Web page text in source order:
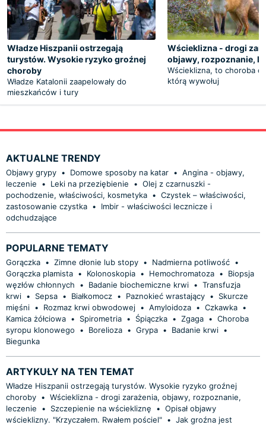
Władze Hiszpanii ostrzegają
turystów. Wysokie ryzyko groźnej
choroby
Władze Katalonii zaapelowały do
mieszkańców i tury
Wścieklizna - drogi
objawy, rozpoznanie,
Wścieklizna, to choroba
którą wywołuj
AKTUALNE TRENDY
Objawy grypy • Domowe sposoby na katar • Angina - objawy,
leczenie
• Leki na przeziębienie • Olej z czarnuszki -
pochodzenie, właściwości, kosmetyka • Czystek – właściwości,
zastosowanie czystka •
Imbir - właściwości lecznicze i
odchudzające
POPULARNE TEMATY
Gorączka • Zimne dłonie lub stopy • Nadmierna potliwość •
Gorączka plamista • Kolonoskopia • Hemochromatoza •
Biopsja
węzłów chłonnych
• Badanie biochemiczne krwi • Transfuzja
krwi • Sepsa • Białkomocz • Paznokieć wrastający •
Skurcze
mięśni • Rozmaz krwi obwodowej • Amyloidoza • Czkawka •
Kamica żółciowa • Spirometria • Śpiączka • Zgaga • Choroba
syropu klonowego
• Borelioza • Grypa • Badanie krwi •
Biegunka
ARTYKUŁY NA TEN TEMAT
Władze Hiszpanii ostrzegają turystów. Wysokie ryzyko groźnej
choroby • Wścieklizna - drogi zarażenia, objawy, rozpoznanie,
leczenie
• Szczepienie na wściekliznę • Opisał objawy
wścieklizny. "Krzyczałem. Rwałem pościel" • Jak groźna jest